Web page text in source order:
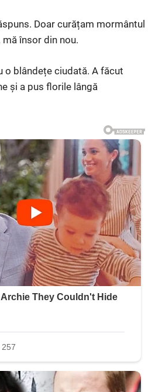
Doar curățam mormântul
însor din nou.
o blândețe ciudată. A făcut
și a pus florile lângă